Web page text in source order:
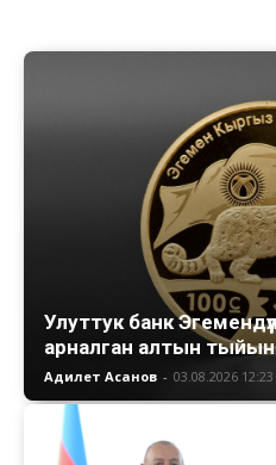
Улуттук банк
арналган алтын
Адилет Асанов - 03.08.2026 12:23